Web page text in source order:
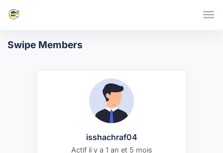
Swipe Members
isshachraf04
Actif il y a 1 an et 5 mois